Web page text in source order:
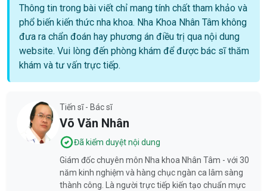
Thông tin trong bài viết chỉ mang tính chất tham khảo và
phổ biến kiến thức nha khoa. Nha Khoa Nhân Tâm không
đưa ra chẩn đoán hay phương án điều trị qua nội dung
website. Vui lòng đến phòng khám để được bác sĩ thăm
khám và tư vấn trực tiếp.
Tiến sĩ - Bác sĩ
Võ Văn Nhân
Đã kiểm duyệt nội dung
Giám đốc chuyên môn Nha khoa Nhân Tâm - với 30
năm kinh nghiệm và hàng chục ngàn ca lâm sàng
thành công. Là người trực tiếp kiến tạo chuẩn mực